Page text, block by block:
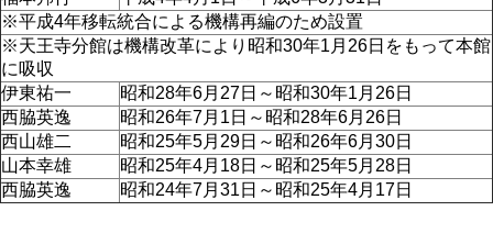
※平成4年移転統合による機構再編のため設置
※天王寺分館は機構改革により昭和30年1月26日をもって本館
に吸収
伊東祐一
昭和28年6月27日～昭和30年1月26日
西脇英逸
昭和26年7月1日～昭和28年6月26日
西山雄二
昭和25年5月29日～昭和26年6月30日
山本幸雄
昭和25年4月18日～昭和25年5月28日
西脇英逸
昭和24年7月31日～昭和25年4月17日